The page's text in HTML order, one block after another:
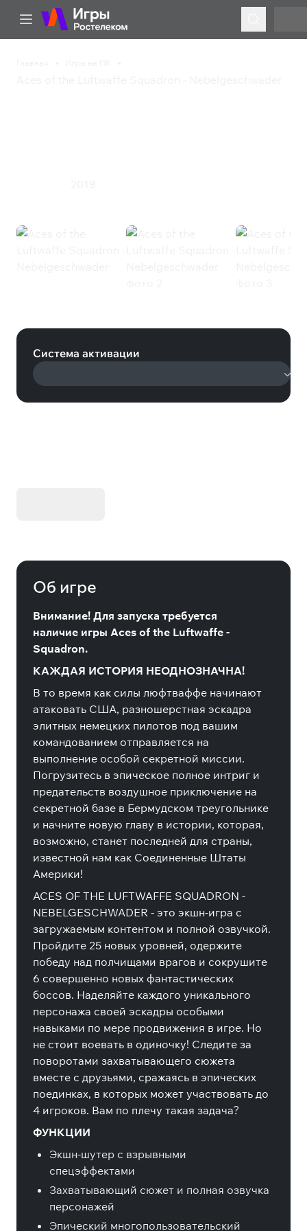
Система активации
Об игре
Внимание! Для запуска требуется
наличие игры Aces of the Luftwaffe -
Squadron.
КАЖДАЯ ИСТОРИЯ НЕОДНОЗНАЧНА!
В то время как силы люфтваффе начинают
атаковать США, разношерстная эскадра
элитных немецких пилотов под вашим
командованием отправляется на
выполнение особой секретной миссии.
Погрузитесь в эпическое полное интриг и
предательств воздушное приключение на
секретной базе в Бермудском треугольнике
и начните новую главу в истории, которая,
возможно, станет последней для страны,
известной нам как Соединенные Штаты
Америки!
ACES OF THE LUFTWAFFE SQUADRON -
NEBELGESCHWADER - это экшн-игра с
загружаемым контентом и полной озвучкой.
Пройдите 25 новых уровней, одержите
победу над полчищами врагов и сокрушите
6 совершенно новых фантастических
боссов. Наделяйте каждого уникального
персонажа своей эскадры особыми
навыками по мере продвижения в игре. Но
не стоит воевать в одиночку! Следите за
поворотами захватывающего сюжета
вместе с друзьями, сражаясь в эпических
поединках, в которых может участвовать до
4 игроков. Вам по плечу такая задача?
ФУНКЦИИ
Экшн-шутер с взрывными
спецэффектами
Захватывающий сюжет и полная озвучка
персонажей
Эпический многопользовательский